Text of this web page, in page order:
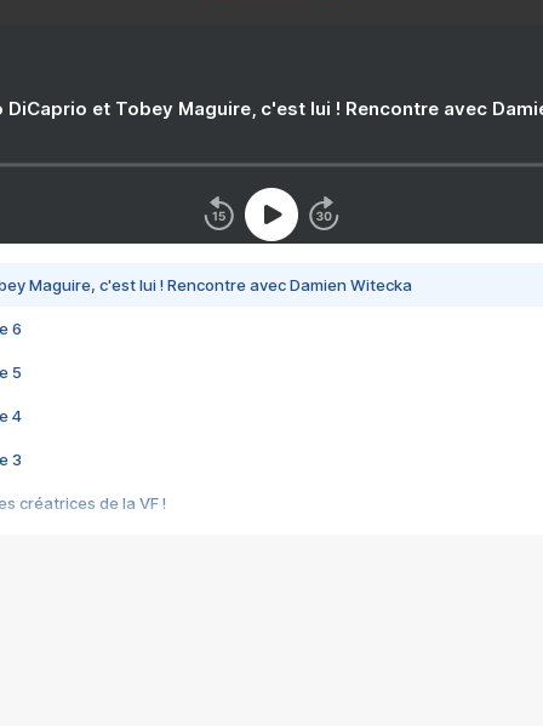
DiCaprio et Tobey Maguire, c'est lui ! Rencontre avec
Maguire, c'est lui ! Rencontre avec Damien Witecka
6
5
4
3
créatrices de la VF !